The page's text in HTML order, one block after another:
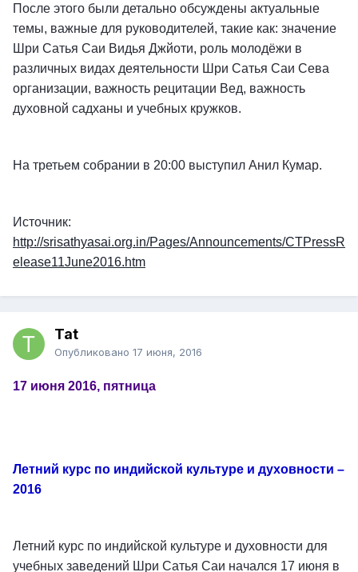
После этого были детально обсуждены актуальные
темы, важные для руководителей, такие как: значение
Шри Сатья Саи Видья Джйоти, роль молодёжи в
различных видах деятельности Шри Сатья Саи Сева
организации, важность рецитации Вед, важность
духовной садханы и учебных кружков.
На третьем собрании в 20:00 выступил Анил Кумар.
Источник:
http://srisathyasai.org.in/Pages/Announcements/CTPressR
elease11June2016.htm
Tat
Опубликовано 17 июня, 2016
17 июня 2016, пятница
Летний курс по индийской культуре и духовности –
2016
Летний курс по индийской культуре и духовности для
учебных заведений Шри Сатья Саи начался 17 июня в